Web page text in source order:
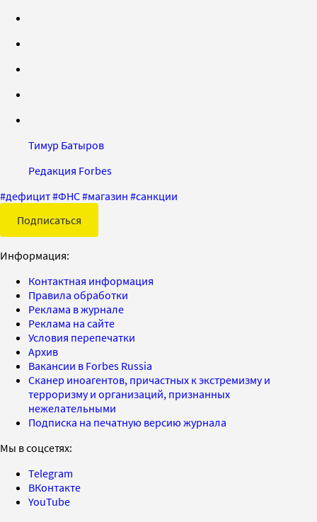
Тимур Батыров
Редакция Forbes
#дефицит#ФНС#магазин #санкции
Подписаться
Информация:
Контактная информация
Правила обработки
Реклама в журнале
Реклама на сайте
Условия перепечатки
Архив
Вакансии в Forbes Russia
Сканер иноагентов, причастных к экстремизму и
терроризму и организаций, признанных
нежелательными
Подписка на печатную версию журнала
Мы в соцсетях:
Telegram
ВКонтакте
YouTube